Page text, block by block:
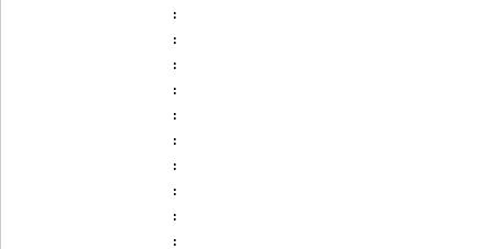
:
:
:
:
:
:
:
:
:
: